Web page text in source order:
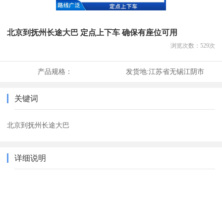
北京到抚州长途大巴 定点上下车 确保有座位可用
浏览次数： 529次
产品规格： 发货地:江苏省无锡江阴市
关键词
北京到抚州长途大巴
详细说明